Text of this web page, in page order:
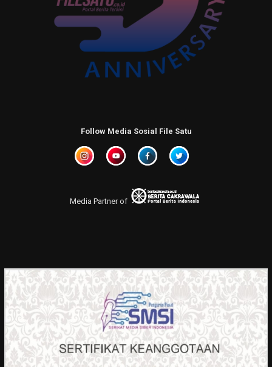
Follow Media Sosial File Satu
Media Partner of